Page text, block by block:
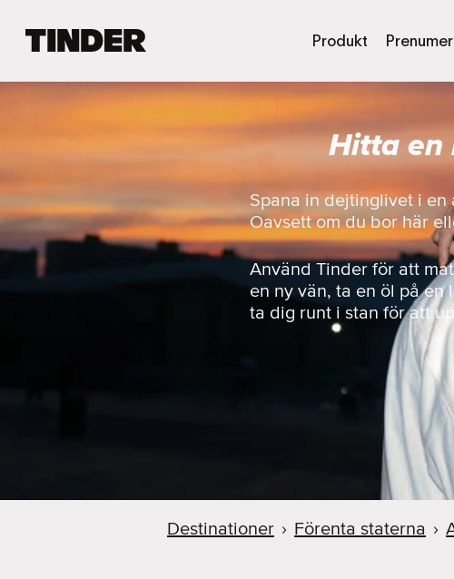
d
a
r
t
Produkt
Hitta en
Spana in dejtinglivet i en
Oavsett om du bor här
Använd Tinder för att
en ny vän, ta en öl på
ta dig runt i stan för att
Destinationer › Förenta staterna ›